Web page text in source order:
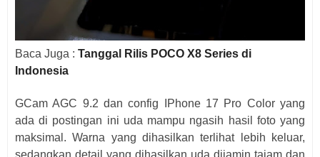
Baca Juga : Tanggal Rilis POCO X8 Series di
Indonesia
GCam AGC 9.2 dan config IPhone 17 Pro Color yang
ada di postingan ini uda mampu ngasih hasil foto yang
maksimal. Warna yang dihasilkan terlihat lebih keluar,
sedangkan detail yang dihasilkan uda dijamin tajam dan